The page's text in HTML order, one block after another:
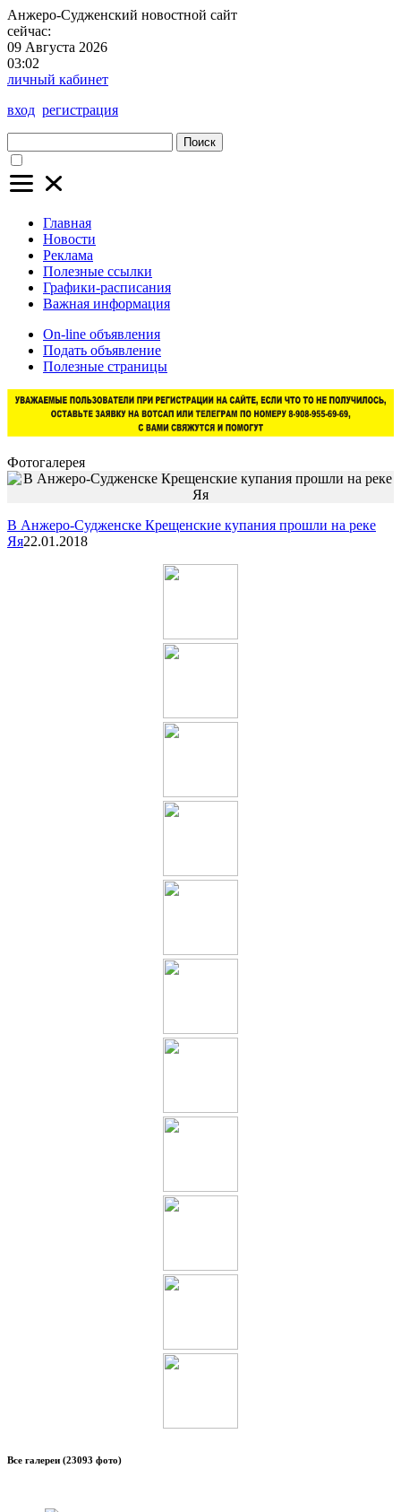
Анжеро-Судженский новостной сайт
сейчас:
09 Августа 2026
03:02
личный кабинет
вход регистрация
Поиск
Главная
Новости
Реклама
Полезные ссылки
Графики-расписания
Важная информация
On-line объявления
Подать объявление
Полезные страницы
Фотогалерея
В Анжеро-Судженске Крещенские купания прошли на реке
Яя22.01.2018
Все галереи (23093 фото)